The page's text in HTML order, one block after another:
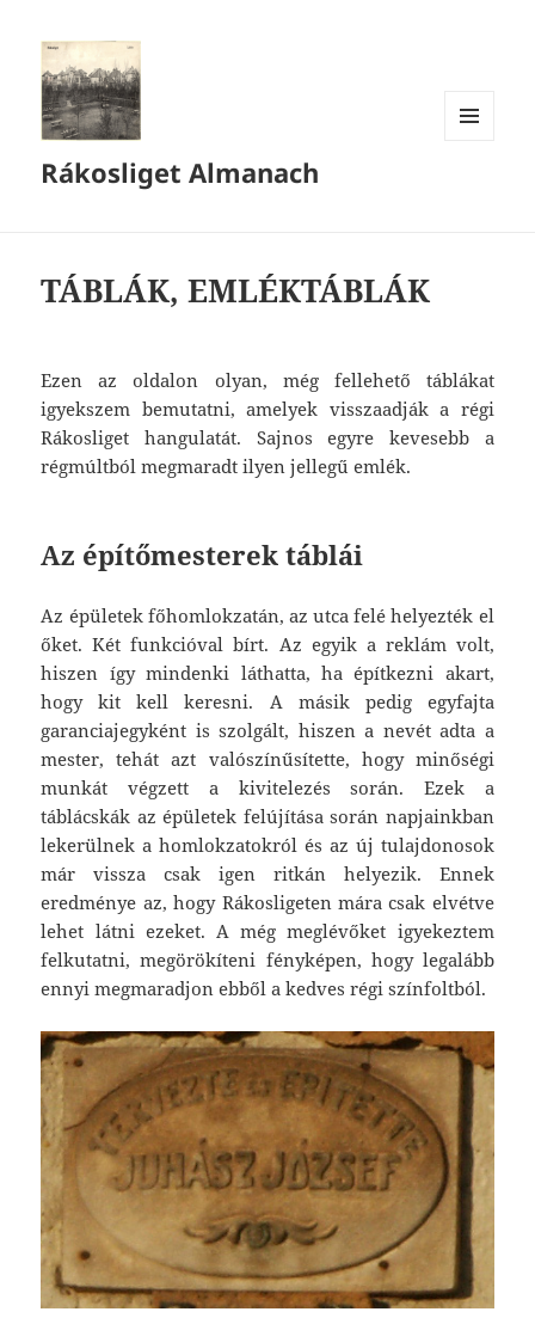
Rákosliget Almanach
TÁBLÁK, EMLÉKTÁBLÁK
Ezen az oldalon olyan, még fellehető táblákat
igyekszem bemutatni, amelyek visszaadják a régi
Rákosliget hangulatát. Sajnos egyre kevesebb a
régmúltból megmaradt ilyen jellegű emlék.
Az építőmesterek táblái
Az épületek főhomlokzatán, az utca felé helyezték el
őket. Két funkcióval bírt. Az egyik a reklám volt,
hiszen így mindenki láthatta, ha építkezni akart,
hogy kit kell keresni. A másik pedig egyfajta
garanciajegyként is szolgált, hiszen a nevét adta a
mester, tehát azt valószínűsítette, hogy minőségi
munkát végzett a kivitelezés során. Ezek a
táblácskák az épületek felújítása során napjainkban
lekerülnek a homlokzatokról és az új tulajdonosok
már vissza csak igen ritkán helyezik. Ennek
eredménye az, hogy Rákosligeten mára csak elvétve
lehet látni ezeket. A még meglévőket igyekeztem
felkutatni, megörökíteni fényképen, hogy legalább
ennyi megmaradjon ebből a kedves régi színfoltból.